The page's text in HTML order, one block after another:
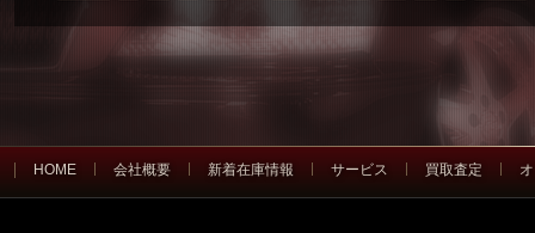
HOME 会社概要 新着在庫情報 サービス 買取査定